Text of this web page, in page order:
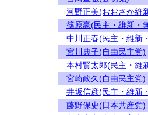
河野正美(おおさか維
篠原豪(民主・維新・
中川正春(民主・維新
宮川典子(自由民主党)
本村賢太郎(民主・維
宮崎政久(自由民主党)
井坂信彦(民主・維新
藤野保史(日本共産党)